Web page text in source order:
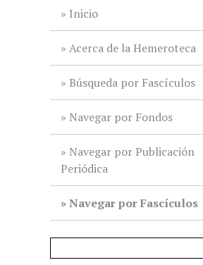
Inicio
Acerca de la Hemeroteca
Búsqueda por Fascículos
Navegar por Fondos
Navegar por Publicación
Periódica
Navegar por Fascículos